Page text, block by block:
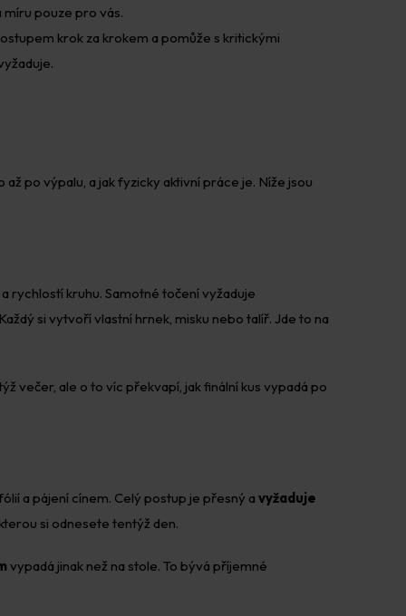
míru pouze pro vás.
krok za krokem a pomůže s kritickými
po výpalu, a jak fyzicky aktivní práce je. Níže jsou
rychlostí kruhu. Samotné točení vyžaduje
si vytvoří vlastní hrnek, misku nebo talíř. Jde to na
večer, ale o to víc překvapí, jak finální kus vypadá po
a pájení cínem. Celý postup je přesný a vyžaduje
si odnesete tentýž den.
vypadá jinak než na stole. To bývá příjemné